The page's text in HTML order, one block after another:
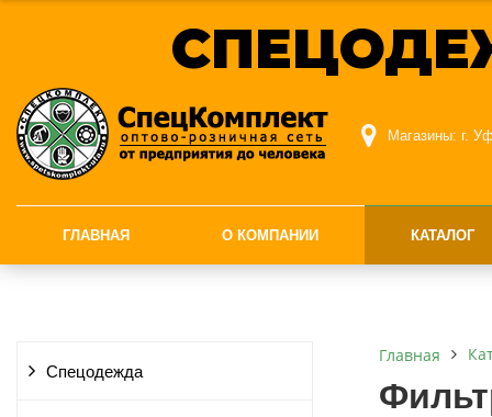
Магазины: г.
ГЛАВНАЯ О КОМПАНИИ КАТАЛОГ
Спецодежда
Главная